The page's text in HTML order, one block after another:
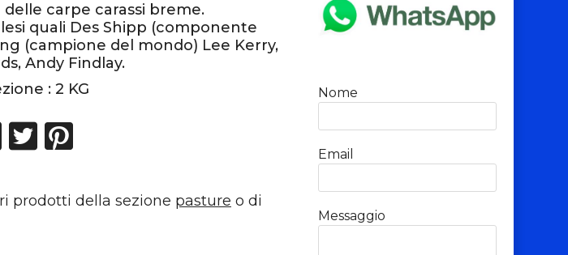
carpe carassi breme.
quali Des Shipp (componente
(campione del mondo) Lee Kerry,
Andy Findlay.
: 2 KG
prodotti della sezione pasture o di
Nome
Email
Messaggio